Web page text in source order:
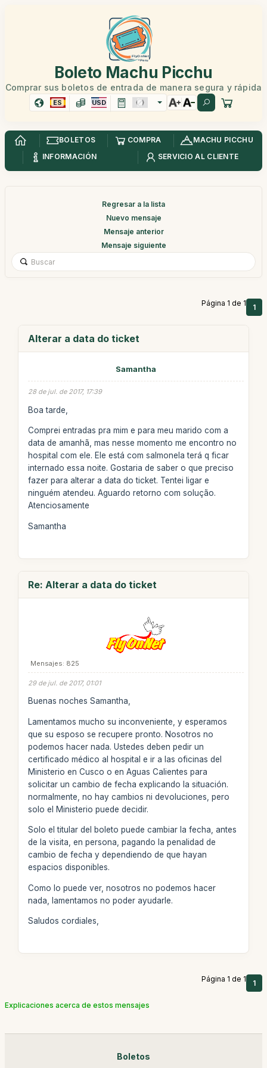
Boleto Machu Picchu
Comprar sus boletos de entrada de manera segura y rápida
ES USD
BOLETOS COMPRA
MACHU PICCHU
INFORMACIÓN
SERVICIO AL CLIENTE
Regresar a la lista
Nuevo mensaje
Mensaje anterior
Mensaje siguiente
Página 1 de 1 1
Alterar a data do ticket
Samantha
28 de jul. de 2017, 17:39
Boa tarde,
Comprei entradas pra mim e para meu marido com a
data de amanhã, mas nesse momento me encontro no
hospital com ele. Ele está com salmonela terá q ficar
internado essa noite. Gostaria de saber o que preciso
fazer para alterar a data do ticket. Tentei ligar e
ninguém atendeu. Aguardo retorno com solução.
Atenciosamente
Samantha
Re: Alterar a data do ticket
Mensajes: 825
29 de jul. de 2017, 01:01
Buenas noches Samantha,
Lamentamos mucho su inconveniente, y esperamos
que su esposo se recupere pronto. Nosotros no
podemos hacer nada. Ustedes deben pedir un
certificado médico al hospital e ir a las oficinas del
Ministerio en Cusco o en Aguas Calientes para
solicitar un cambio de fecha explicando la situación.
normalmente, no hay cambios ni devoluciones, pero
solo el Ministerio puede decidir.
Solo el titular del boleto puede cambiar la fecha, antes
de la visita, en persona, pagando la penalidad de
cambio de fecha y dependiendo de que hayan
espacios disponibles.
Como lo puede ver, nosotros no podemos hacer
nada, lamentamos no poder ayudarle.
Saludos cordiales,
Página 1 de 1 1
Explicaciones acerca de estos mensajes
Boletos